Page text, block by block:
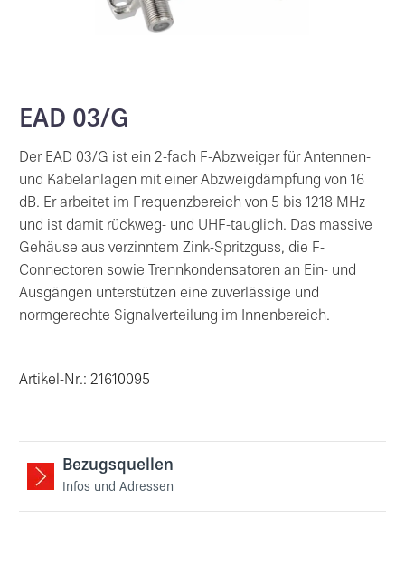
EAD 03/G
Der EAD 03/G ist ein 2-fach F-Abzweiger für Antennen-
und Kabelanlagen mit einer Abzweigdämpfung von 16
dB. Er arbeitet im Frequenzbereich von 5 bis 1218 MHz
und ist damit rückweg- und UHF-tauglich. Das massive
Gehäuse aus verzinntem Zink-Spritzguss, die F-
Connectoren sowie Trennkondensatoren an Ein- und
Ausgängen unterstützen eine zuverlässige und
normgerechte Signalverteilung im Innenbereich.
Artikel-Nr.: 21610095
Bezugsquellen
Infos und Adressen